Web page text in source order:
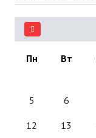
Пн Вт
5 6
12 13